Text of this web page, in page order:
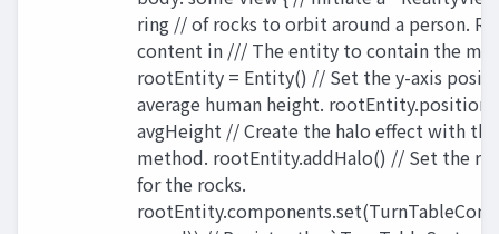
ring // of rocks to orbit around a person.
content in /// The entity to contain the
rootEntity = Entity() // Set the y-axis
average human height.
avgHeight // Create the halo effect with
method. rootEntity.addHalo() // Set the
for the rocks.